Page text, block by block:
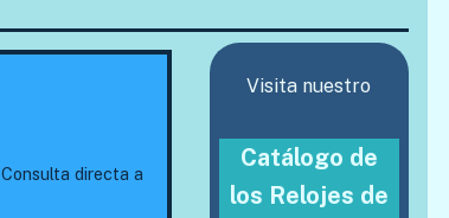
Consulta directa a
Visita nuestro
Catálogo de
los Relojes de